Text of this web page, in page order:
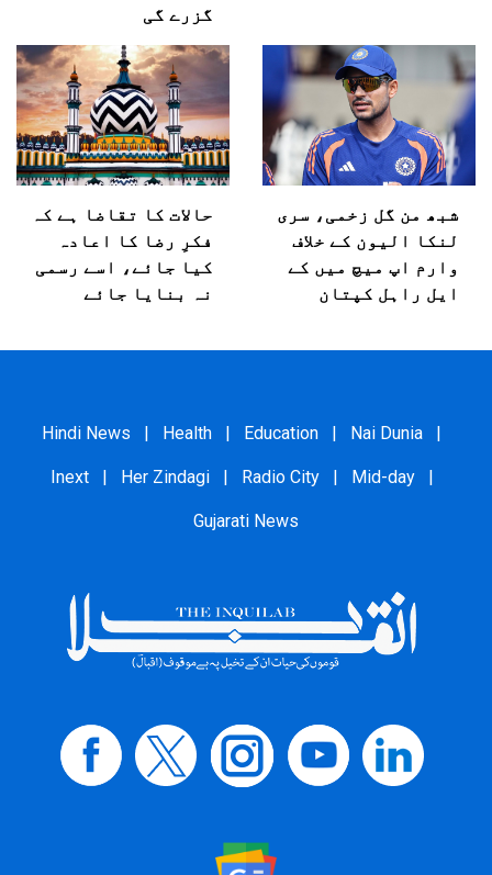
گزرے گی
شبھ من گل زخمی، سری
لنکا الیون کے خلاف
وارم اپ میچ میں کے
ایل راہل کپتان
حالات کا تقاضا ہے کہ
فکرِ رضا کا اعادہ
کیا جائے، اسے رسمی
نہ بنایا جائے
Hindi News | Health | Education | Nai Dunia |
Inext | Her Zindagi | Radio City | Mid-day |
Gujarati News